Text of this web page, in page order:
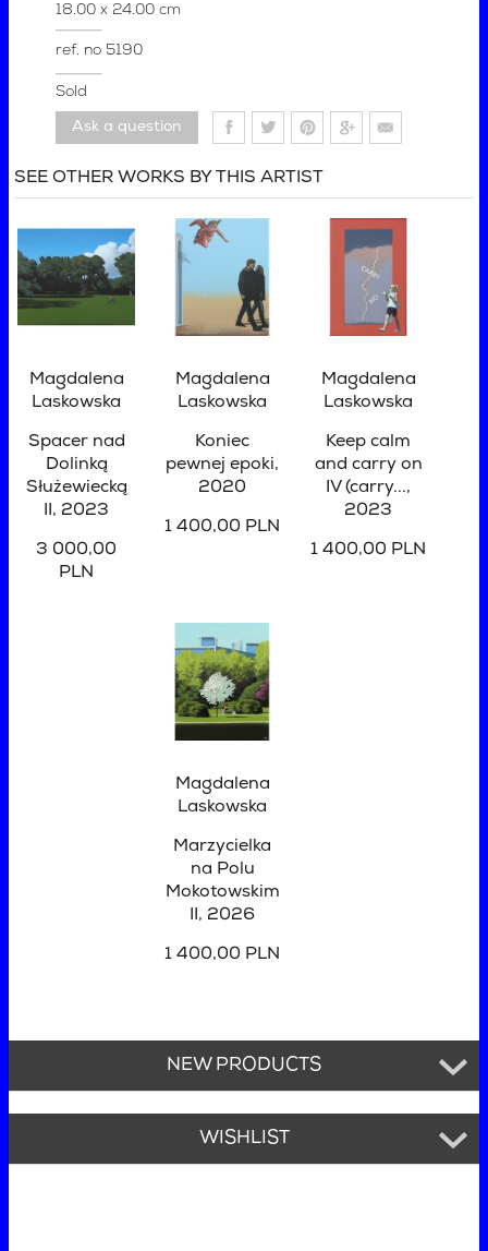
18.00 x 24.00 cm
ref. no 5190
Sold
Ask a question
SEE OTHER WORKS BY THIS ARTIST
Magdalena
Laskowska
Spacer nad
Dolinką
Służewiecką
II, 2023
3 000,00
PLN
Magdalena
Laskowska
Koniec
pewnej epoki,
2020
1 400,00 PLN
Magdalena
Laskowska
Keep calm
and carry on
IV (carry...,
2023
1 400,00 PLN
Magdalena
Laskowska
Marzycielka
na Polu
Mokotowskim
II, 2026
1 400,00 PLN
NEW PRODUCTS
WISHLIST